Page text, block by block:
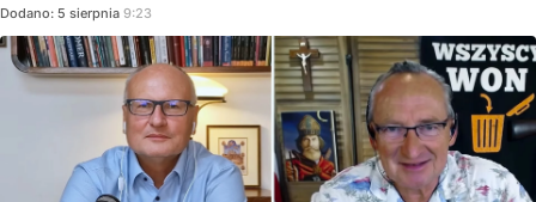
Dodano: 5 sierpnia 9:23